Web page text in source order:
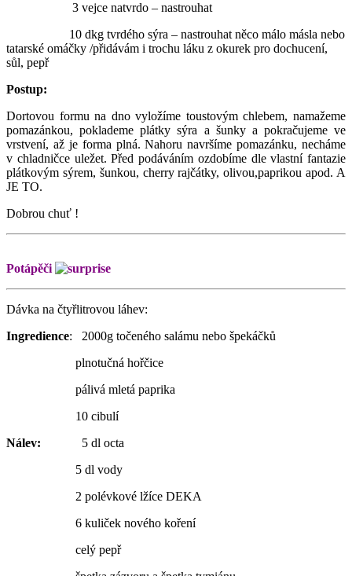
3 vejce natvrdo – nastrouhat
10 dkg tvrdého sýra – nastrouhat něco málo másla nebo
tatarské omáčky /přidávám i trochu láku z okurek pro dochucení,
sůl, pepř
Postup:
Dortovou formu na dno vyložíme toustovým chlebem, namažeme
pomazánkou, poklademe plátky sýra a šunky a pokračujeme ve
vrstvení, až je forma plná. Nahoru navršíme pomazánku, necháme
v chladničce uležet. Před podáváním ozdobíme dle vlastní fantazie
plátkovým sýrem, šunkou, cherry rajčátky, olivou,paprikou apod. A
JE TO.
Dobrou chuť !
Potápěči
Dávka na čtyřlitrovou láhev:
Ingredience: 2000g točeného salámu nebo špekáčků
plnotučná hořčice
pálivá mletá paprika
10 cibulí
Nálev: 5 dl octa
5 dl vody
2 polévkové lžíce DEKA
6 kuliček nového koření
celý pepř